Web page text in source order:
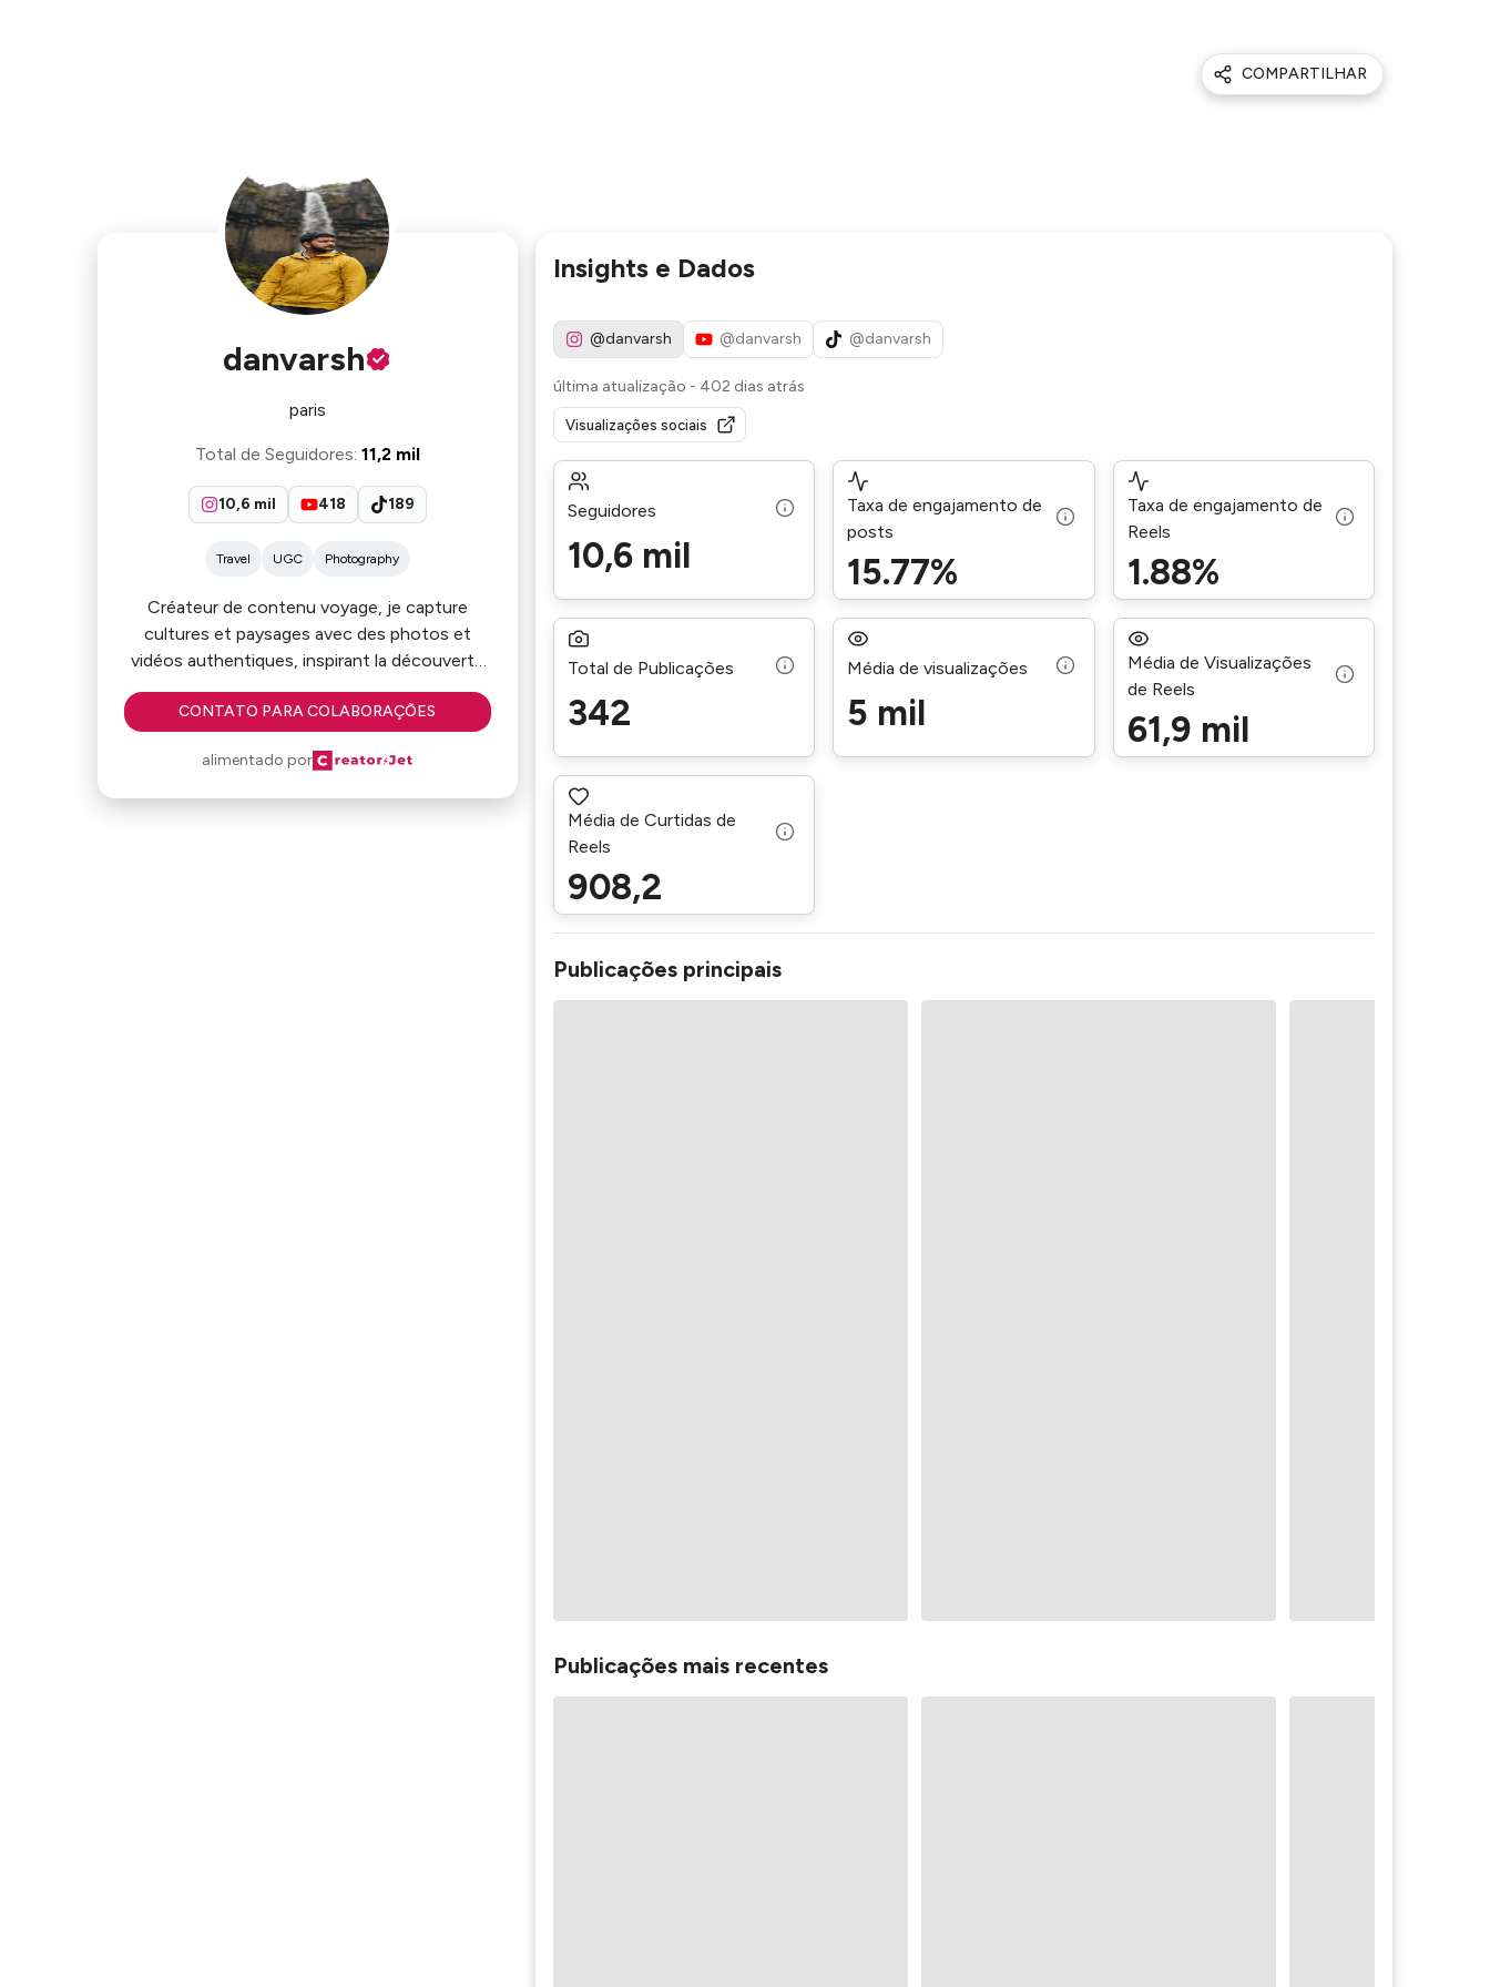
COMPARTILHAR
danvarsh
paris
Total de Seguidores: 11,2 mil
10,6 mil 418 189
Travel UGC Photography
Créateur de contenu voyage, je capture
cultures et paysages avec des photos et
vidéos authentiques, inspirant la découverte
et le respect du monde.
CONTATO PARA COLABORAÇÕES
alimentado por
Insights e Dados
@danvarsh @danvarsh @danvarsh
última atualização - 402 dias atrás
Visualizações sociais
Seguidores
10,6 mil
Taxa de engajamento de
posts
15.77%
Taxa de engajamento de
Reels
1.88%
Total de Publicações
342
Média de visualizações
5 mil
Média de Visualizações
de Reels
61,9 mil
Média de Curtidas de
Reels
908,2
Publicações principais
Publicações mais recentes